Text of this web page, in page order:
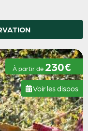
À partir de 230€
Voir les dispos